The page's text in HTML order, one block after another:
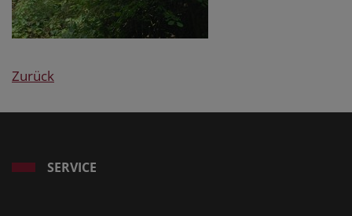
Zurück
SERVICE